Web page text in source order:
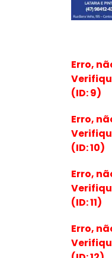
Erro,
(ID: 9)
Erro,
(ID: 10)
Erro,
(ID: 11)
Erro,